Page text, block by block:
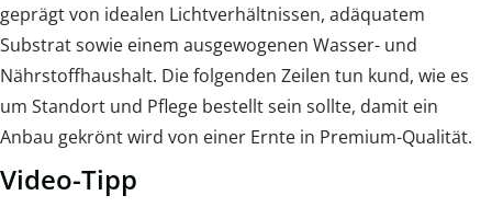
geprägt von idealen Lichtverhältnissen, adäquatem
Substrat sowie einem ausgewogenen Wasser- und
Nährstoffhaushalt. Die folgenden Zeilen tun kund, wie es
um Standort und Pflege bestellt sein sollte, damit ein
Anbau gekrönt wird von einer Ernte in Premium-Qualität.
Video-Tipp